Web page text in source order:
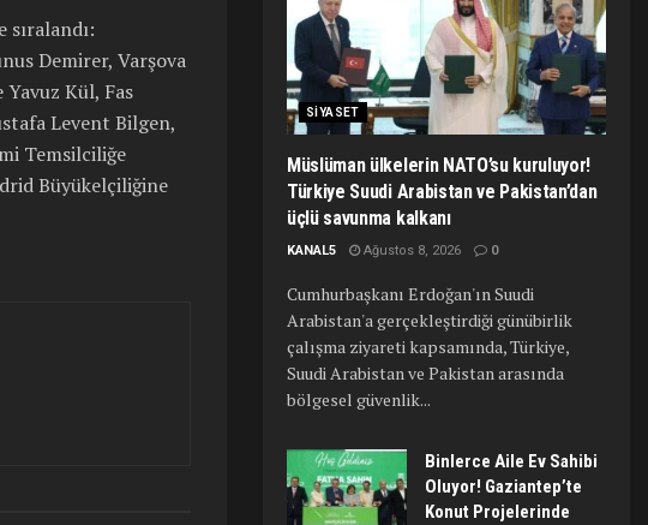
Demirer, Varşova
Kül, Fas
Levent Bilgen,
Temsilciliğe
Büyükelçiliğine
SIYASET
Müslüman ülkelerin NATO’su kuruluyor!
Türkiye Suudi Arabistan ve Pakistan’dan
üçlü savunma kalkanı
KANAL5 Ağustos 8, 2026 0
Cumhurbaşkanı Erdoğan'ın Suudi
Arabistan'a gerçekleştirdiği günübirlik
çalışma ziyareti kapsamında, Türkiye,
Suudi Arabistan ve Pakistan arasında
bölgesel güvenlik...
Binlerce Aile Ev Sahibi
Oluyor! Gaziantep’te
Konut Projelerinde